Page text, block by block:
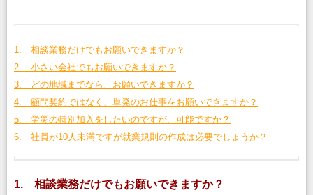
1. 相談業務だけでもお願いできますか？
2. 小さい会社でもお願いできますか？
3. どの地域までなら、お願いできますか？
4. 顧問契約ではなく、単発のお仕事をお願いできますか？
5. 労災の特別加入をしたいのですが、可能ですか？
6. 社員が10人未満ですが就業規則の作成は必要でしょうか？
1. 相談業務だけでもお願いできますか？